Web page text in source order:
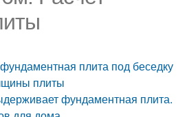
плита под беседку
плиты
фундаментная плита.